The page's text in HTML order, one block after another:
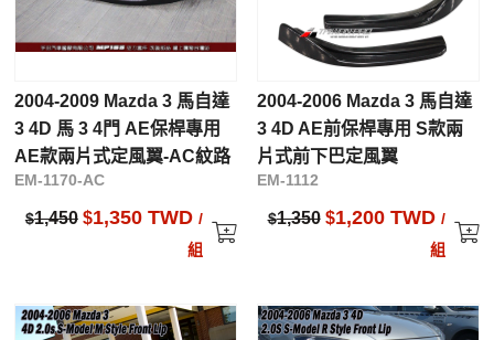
2004-2009 Mazda 3 馬自達
3 4D 馬 3 4門 AE保桿專用
AE款兩片式定風翼-AC紋路
EM-1170-AC
$1,450 $1,350 TWD /
組
2004-2006 Mazda 3 馬自達
3 4D AE前保桿專用 S款兩
片式前下巴定風翼
EM-1112
$1,350 $1,200 TWD /
組